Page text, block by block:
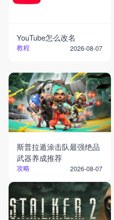
YouTube怎么改名
教程 2026-08-07
斯普拉遁涂击队最强绝品
武器养成推荐
攻略 2026-08-07